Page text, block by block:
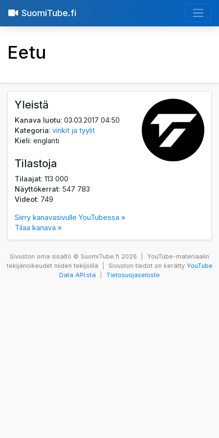
SuomiTube.fi
Ееtu
Yleistä
Kanava luotu: 03.03.2017 04:50
Kategoria:vinkit ja tyylit
Kieli: englanti
Tilastoja
Tilaajat: 113 000
Näyttökerrat: 547 783
Videot: 749
Siirry kanavasivulle YouTubessa »
Tilaa kanava »
Sivuston oma sisältö © SuomiTube.fi 2026
YouTube-materiaalin
tekijänoikeudet niiden tekijöillä
Sivuston tiedot on kerätty YouTube
Data API:sta
Tietosuojaseloste